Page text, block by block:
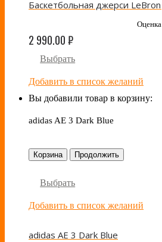
Оценка
2 990.00₽
Выбрать
Добавить в список желаний
Вы добавили товар в корзину:
adidas AE 3 Dark Blue
Корзина Продолжить
Выбрать
Добавить в список желаний
adidas AE 3 Dark Blue